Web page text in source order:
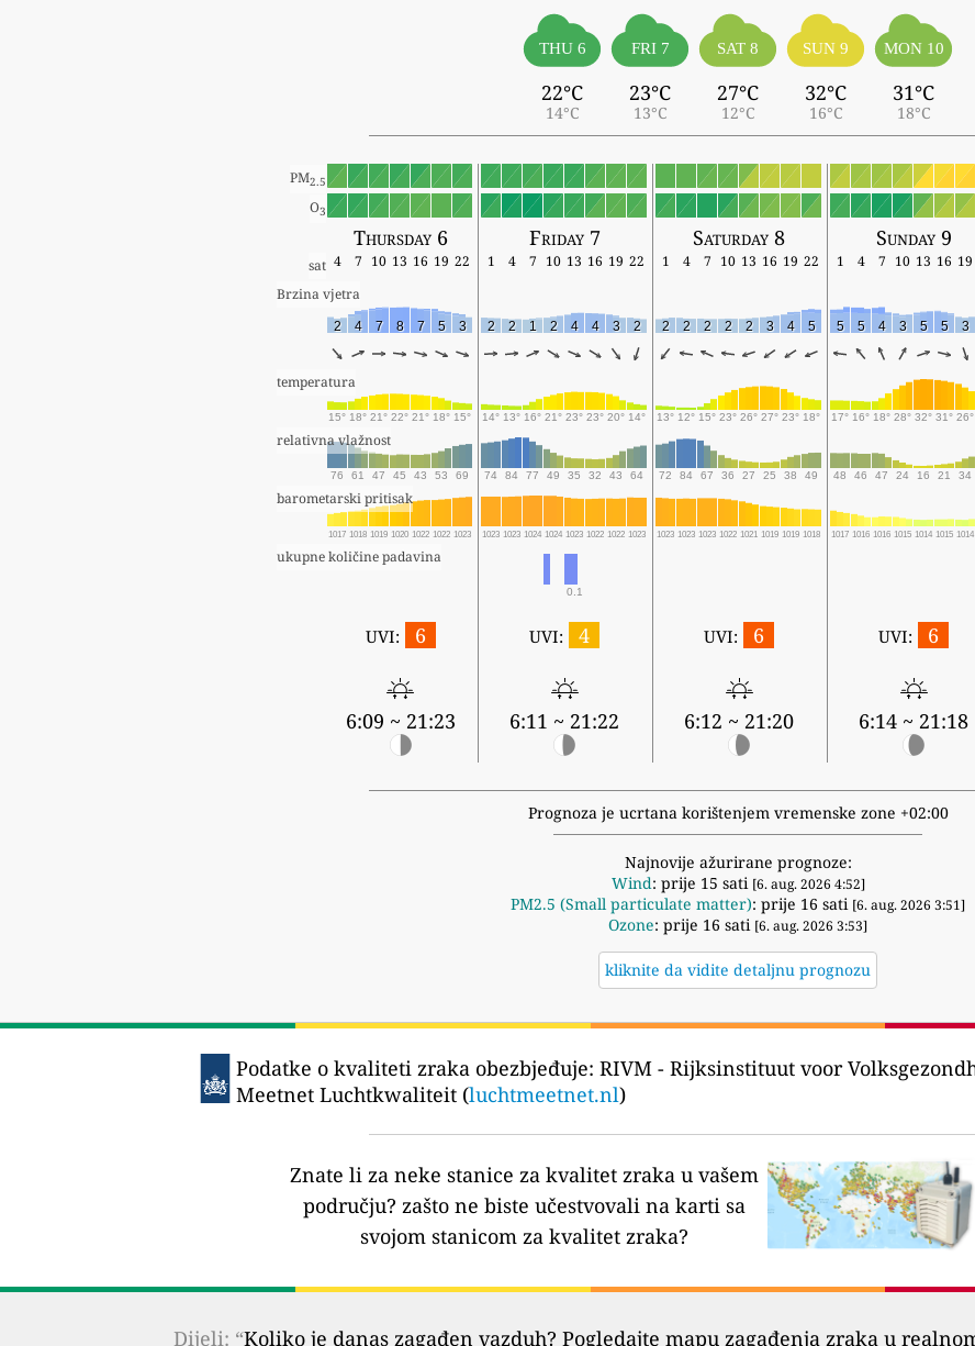
THU 6
22°C
14°C
FRI 7
23°C
13°C
SAT 8
27°C
12°C
SUN 9
32°C
16°C
MON 10
31°C
18°C
PM2.5
O3
Thursday 6 Friday 7 Saturday 8 Sunday 9
sat 4 7 10 13 16 19 22 1 4 7 10 13 16 19 22 1 4 7 10 13 16 19 22 1 4 7 10 13 16 19
Brzina vjetra
2 4 7 8 7 5 3 2 2 1 2 4 4 3 2 2 2 2 2 2 3 4 5 5 5 4 3 5 5 3
temperatura
15° 18° 21° 22° 21° 18° 15° 14° 13° 16° 21° 23° 23° 20° 14° 13° 12° 15° 23° 26° 27° 23° 18° 17° 16° 18° 28° 32° 31° 26°
relativna vlažnost
76 61 47 45 43 53 69 74 84 77 49 35 32 43 64 72 84 67 36 27 25 38 49 48 46 47 24 16 21 34
barometarski pritisak
1017 1018 1019 1020 1022 1022 1023 1023 1023 1024 1024 1023 1022 1022 1023 1023 1023 1023 1022 1021 1019 1019 1018 1017 1016 1016 1015 1014 1015 1014
ukupne količine padavina
0.1
UVI: 6
6:09 ~ 21:23
UVI: 4
6:11 ~ 21:22
UVI: 6
6:12 ~ 21:20
UVI: 6
6:14 ~ 21:18
Prognoza je ucrtana korištenjem vremenske zone +02:00
Najnovije ažurirane prognoze:
Wind: prije 15 sati [6. aug. 2026 4:52]
PM2.5 (Small particulate matter): prije 16 sati [6. aug. 2026 3:51]
Ozone: prije 16 sati [6. aug. 2026 3:53]
kliknite da vidite detaljnu prognozu
Podatke o kvaliteti zraka obezbjeđuje: RIVM - Rijksinstituut voor
Meetnet Luchtkwaliteit (luchtmeetnet.nl)
Znate li za neke stanice za kvalitet zraka u vašem
području? zašto ne biste učestvovali na karti sa
svojom stanicom za kvalitet zraka?
Dijeli: “Koliko je danas zagađen vazduh? Pogledajte mapu zagađenja zraka u